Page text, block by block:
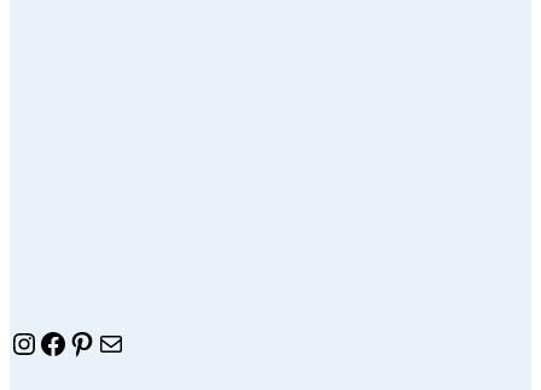
Instagram
Facebook
Pinterest
E-Mail